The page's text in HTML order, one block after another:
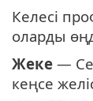
Келесі
оларды
Жеке —
кеңсе